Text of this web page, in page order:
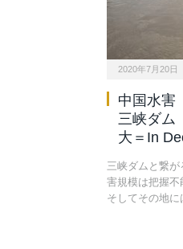
2020年7月20日
中国水害
三峡ダム
大＝In
三峡ダムと繋
害規模は把握不
そしてその地に